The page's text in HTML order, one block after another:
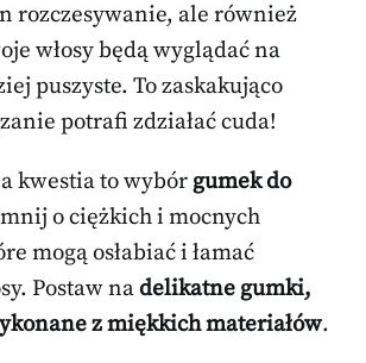
rozczesywanie, ale również
włosy będą wyglądać na
puszyste. To zaskakująco
potrafi zdziałać cuda!
kwestia to wybór gumek do
o ciężkich i mocnych
mogą osłabiać i łamać
Postaw nadelikatne gumki,
z miękkich materiałów.